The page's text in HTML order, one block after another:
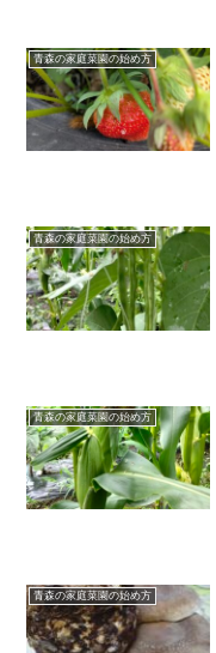
青森の家庭菜園の始め方
青森の家庭菜園の始め方
青森の家庭菜園の始め方
青森の家庭菜園の始め方